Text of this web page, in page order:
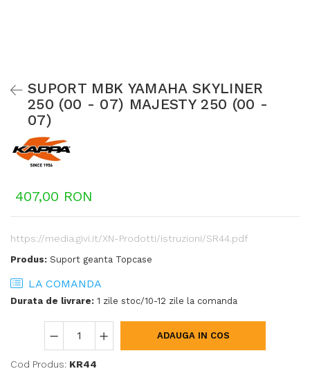
SUPORT MBK YAMAHA SKYLINER
250 (00 - 07) MAJESTY 250 (00 -
07)
407,00 RON
https://media.givi.it/XN-Prodotti/istruzioni/SR44.pdf
Produs: Suport geanta Topcase
LA COMANDA
Durata de livrare: 1 zile stoc/10-12 zile la comanda
ADAUGA IN COS
Cod Produs: KR44